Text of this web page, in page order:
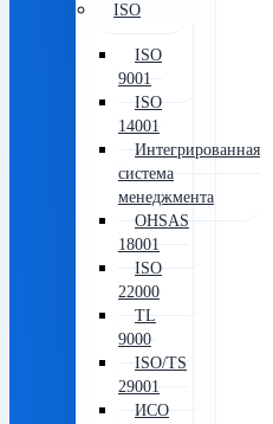
ISO
ISO
9001
ISO
14001
Интегрированная
система
менеджмента
OHSAS
18001
ISO
22000
TL
9000
ISO/TS
29001
ИСО